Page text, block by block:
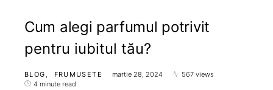
Cum alegi parfumul potrivit
pentru iubitul tău?
BLOG FRUMUSETE martie 28, 2024
567 views
4 minute read